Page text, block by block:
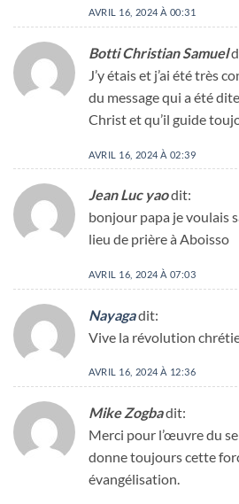
AVRIL 16, 2024 À 00:31
Botti Christian Samuel
J’y étais et j’ai été très
du message qui a été
Christ et qu’il guide
AVRIL 16, 2024 À 02:39
Jean Luc yaodit:
bonjour papa je voulais
lieu de prière à Aboisso
AVRIL 16, 2024 À 07:03
Nayagadit:
Vive la révolution
AVRIL 16, 2024 À 12:36
Mike Zogbadit:
Merci pour l’œuvre du
donne toujours cette
évangélisation.